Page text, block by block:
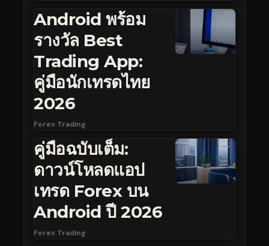
Android พร้อม
รางวัล Best
Trading App:
คู่มือนักเทรดไทย
2026
Forex Trading
คู่มือฉบับเต็ม:
ดาวน์โหลดแอป
เทรด Forex บน
Android ปี 2026
Forex Trading